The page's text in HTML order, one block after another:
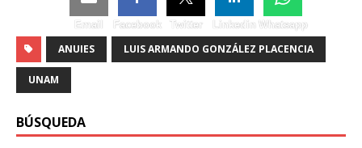
Email Facebook Twitter Linkedin Whatsapp
ANUIES LUIS ARMANDO GONZÁLEZ PLACENCIA
UNAM
BÚSQUEDA